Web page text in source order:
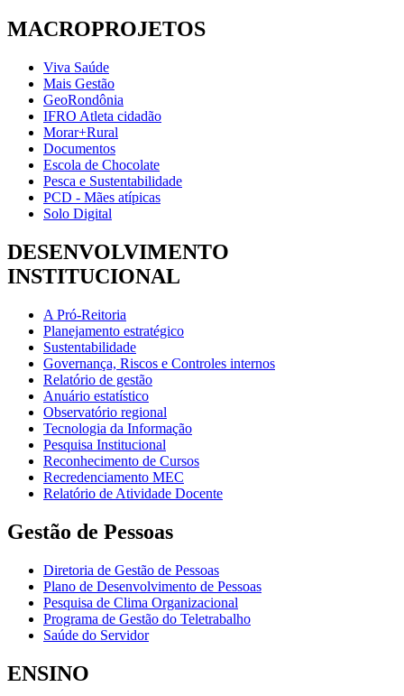
MACROPROJETOS
Viva Saúde
Mais Gestão
GeoRondônia
IFRO Atleta cidadão
Morar+Rural
Documentos
Escola de Chocolate
Pesca e Sustentabilidade
PCD - Mães atípicas
Solo Digital
DESENVOLVIMENTO
INSTITUCIONAL
A Pró-Reitoria
Planejamento estratégico
Sustentabilidade
Governança, Riscos e Controles internos
Relatório de gestão
Anuário estatístico
Observatório regional
Tecnologia da Informação
Pesquisa Institucional
Reconhecimento de Cursos
Recredenciamento MEC
Relatório de Atividade Docente
Gestão de Pessoas
Diretoria de Gestão de Pessoas
Plano de Desenvolvimento de Pessoas
Pesquisa de Clima Organizacional
Programa de Gestão do Teletrabalho
Saúde do Servidor
ENSINO